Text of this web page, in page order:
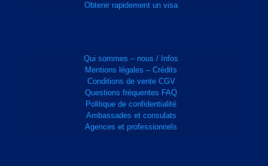
Obtenir rapidement un visa
Qui sommes – nous / Infos
Mentions légales – Crédits
Conditions de vente CGV
Questions fréquentes FAQ
Politique de confidentialité
Ambassades et consulats
Agences et professionnels